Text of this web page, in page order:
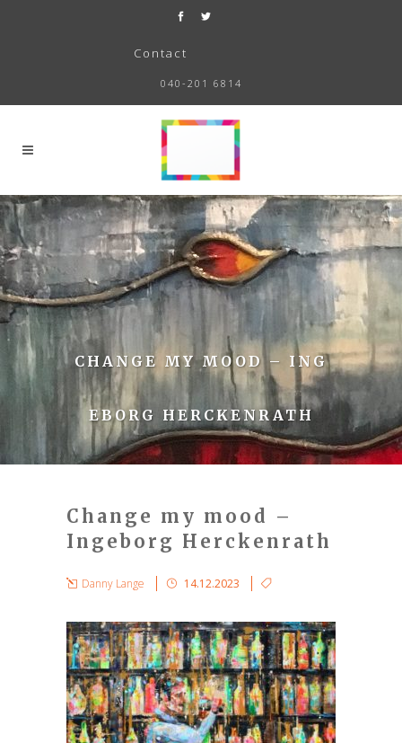
Contact
040-201 6814
CHANGE MY MOOD – ING
EBORG HERCKENRATH
Change my mood –
Ingeborg Herckenrath
Danny Lange 14.12.2023